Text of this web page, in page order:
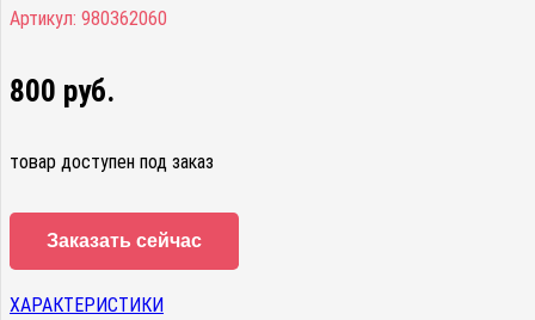
Артикул: 980362060
800 руб.
товар доступен под заказ
Заказать сейчас
ХАРАКТЕРИСТИКИ